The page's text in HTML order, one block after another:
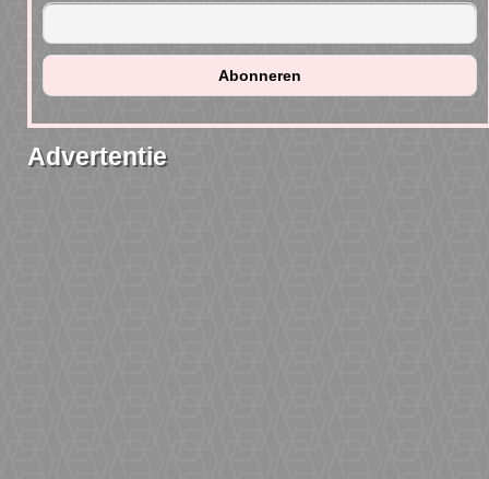
Advertentie